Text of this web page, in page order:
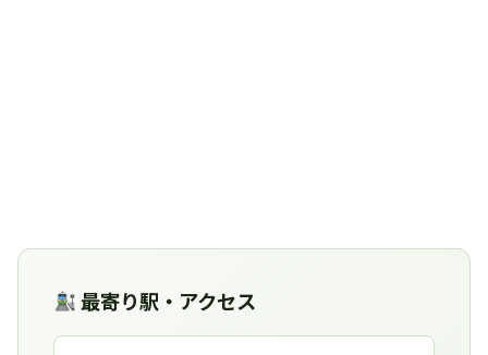
最寄り駅・アクセス